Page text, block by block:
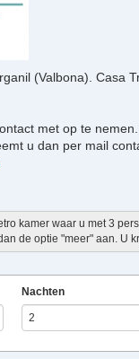
(Valbona).
met op te
u dan per mail
kamer waar u met 3
de optie "meer" aan. U
Nachten